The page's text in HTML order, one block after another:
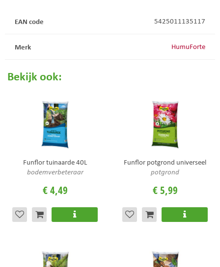
EAN code 5425011135117
Merk HumuForte
Bekijk ook:
Funflor tuinaarde 40L
bodemverbeteraar
€4,49
Funflor potgrond universeel
potgrond
€ 5,99